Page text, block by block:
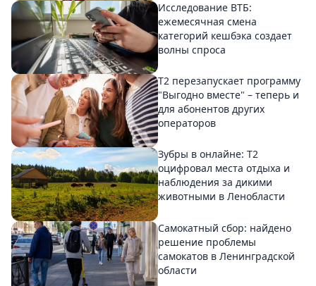
Исследование ВТБ:
ежемесячная смена
категорий кешбэка создает
волны спроса
Т2 перезапускает программу
"Выгодно вместе" – теперь и
для абонентов других
операторов
Зубры в онлайне: Т2
оцифровал места отдыха и
наблюдения за дикими
животными в Ленобласти
Самокатный сбор: найдено
решение проблемы
самокатов в Ленинградской
области